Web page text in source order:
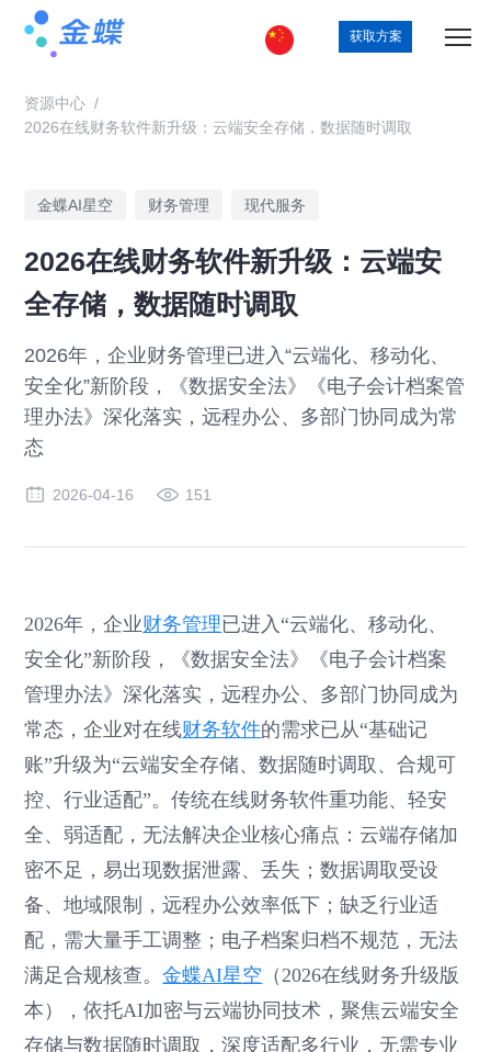
获取方案
资源中心 /
2026在线财务软件新升级：云端安全存储，数据随时调取
金蝶AI星空 财务管理 现代服务
2026在线财务软件新升级：云端安
全存储，数据随时调取
2026年，企业财务管理已进入“云端化、移动化、
安全化”新阶段，《数据安全法》《电子会计档案管
理办法》深化落实，远程办公、多部门协同成为常
态
2026-04-16 151
2026年，企业财务管理已进入“云端化、移动化、
安全化”新阶段，《数据安全法》《电子会计档案
管理办法》深化落实，远程办公、多部门协同成为
常态，企业对在线财务软件的需求已从“基础记
账”升级为“云端安全存储、数据随时调取、合规可
控、行业适配”。传统在线财务软件重功能、轻安
全、弱适配，无法解决企业核心痛点：云端存储加
密不足，易出现数据泄露、丢失；数据调取受设
备、地域限制，远程办公效率低下；缺乏行业适
配，需大量手工调整；电子档案归档不规范，无法
满足合规核查。金蝶AI星空 （2026在线财务升级版
本），依托AI加密与云端协同技术，聚焦云端安全
存储与数据随时调取，深度适配多行业，无需专业